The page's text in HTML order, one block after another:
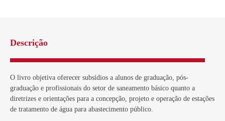
Descrição
O livro objetiva oferecer subsídios a alunos de graduação, pós-
graduação e profissionais do setor de saneamento básico quanto a
diretrizes e orientações para a concepção, projeto e operação de estações
de tratamento de água para abastecimento público.